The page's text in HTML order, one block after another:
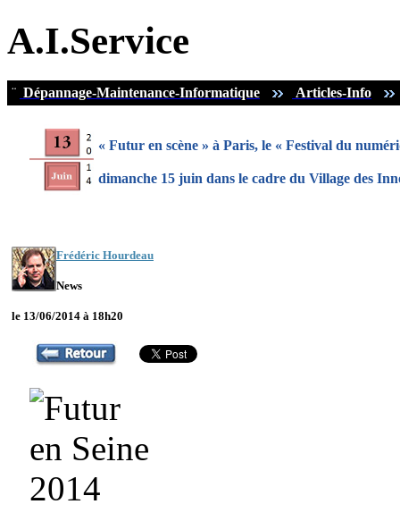
A.I.Service
¨ Dépannage-Maintenance-Informatique Articles-Info
« Futur en scène » à Paris, le « Festival du
dimanche 15 juin dans le cadre du Village des
Frédéric Hourdeau
News
le 13/06/2014 à 18h20